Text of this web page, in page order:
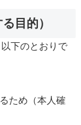
目的）
下のとおりで
ため（本人確